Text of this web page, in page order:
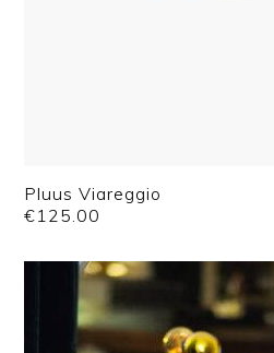
Pluus Viareggio
€125.00